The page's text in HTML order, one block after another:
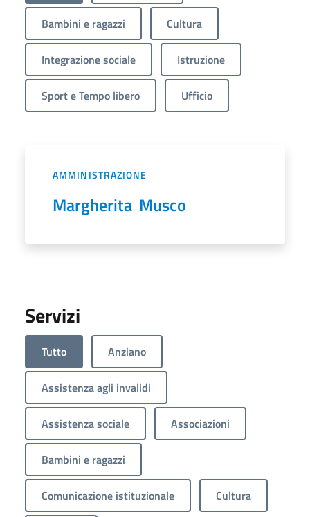
Bambini e ragazzi Cultura
Integrazione sociale Istruzione
Sport e Tempo libero Ufficio
AMMINISTRAZIONE
Margherita Musco
Servizi
Tutto Anziano
Assistenza agli invalidi
Assistenza sociale Associazioni
Bambini e ragazzi
Comunicazione istituzionale Cultura